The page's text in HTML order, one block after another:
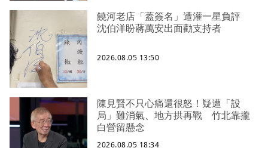
饒河老店「蓋簽名」遭灌一星負評
沈伯洋盼蔣萬安出面勸支持者
2026.08.05 13:50
陳見賢不只心痛還很怒！疑遭「設
局」難消氣、地方拱再戰 竹北靠攏
白營留懸念
2026.08.05 18:34